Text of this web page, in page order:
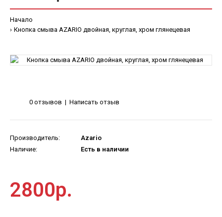
Начало
Кнопка смыва AZARIO двойная, круглая, хром глянецевая
0 отзывов | Написать отзыв
Производитель:
Azario
Наличие:
Есть в наличии
2800р.